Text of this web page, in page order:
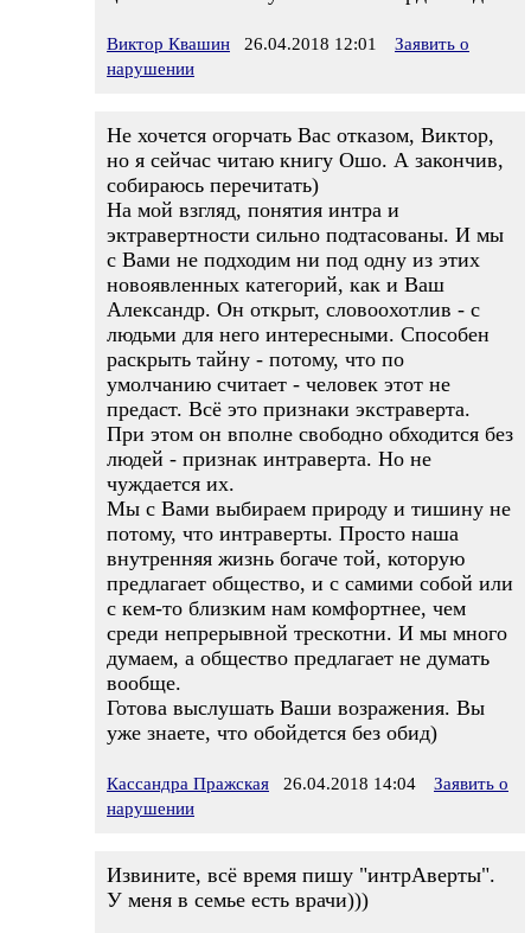
Виктор Квашин 26.04.2018 12:01
Заявить о
нарушении
Не хочется огорчать Вас отказом, Виктор,
но я сейчас читаю книгу Ошо. А закончив,
собираюсь перечитать)
На мой взгляд, понятия интра и
эктравертности сильно подтасованы. И мы
с Вами не подходим ни под одну из этих
новоявленных категорий, как и Ваш
Александр. Он открыт, словоохотлив - с
людьми для него интересными. Способен
раскрыть тайну - потому, что по
умолчанию считает - человек этот не
предаст. Всё это признаки экстраверта.
При этом он вполне свободно обходится без
людей - признак интраверта. Но не
чуждается их.
Мы с Вами выбираем природу и тишину не
потому, что интраверты. Просто наша
внутренняя жизнь богаче той, которую
предлагает общество, и с самими собой или
с кем-то близким нам комфортнее, чем
среди непрерывной трескотни. И мы много
думаем, а общество предлагает не думать
вообще.
Готова выслушать Ваши возражения. Вы
уже знаете, что обойдется без обид)
Кассандра Пражская 26.04.2018 14:04
Заявить о
нарушении
Извините, всё время пишу "интрАверты".
У меня в семье есть врачи)))